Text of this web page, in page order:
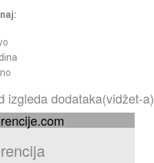
izgleda dodataka(vidžet-a)